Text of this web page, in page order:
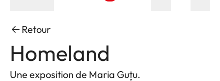
Retour
Homeland
Une exposition de Maria Guțu.